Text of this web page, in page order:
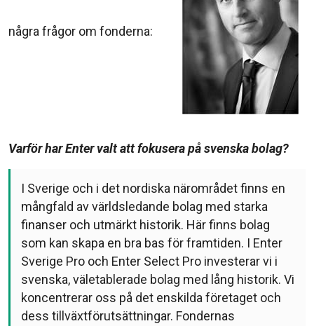
några frågor om fonderna:
Varför har Enter valt att fokusera på svenska bolag?
I Sverige och i det nordiska närområdet finns en
mångfald av världsledande bolag med starka
finanser och utmärkt historik. Här finns bolag
som kan skapa en bra bas för framtiden. I Enter
Sverige Pro och Enter Select Pro investerar vi i
svenska, väletablerade bolag med lång historik. Vi
koncentrerar oss på det enskilda företaget och
dess tillväxtförutsättningar. Fondernas